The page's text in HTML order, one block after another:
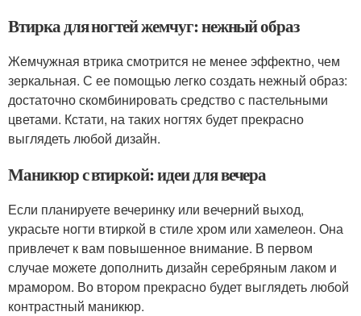
Втирка для ногтей жемчуг: нежный образ
Жемчужная втрика смотрится не менее эффектно, чем
зеркальная. С ее помощью легко создать нежный образ:
достаточно скомбинировать средство с пастельными
цветами. Кстати, на таких ногтях будет прекрасно
выглядеть любой дизайн.
Маникюр с втиркой: идеи для вечера
Если планируете вечеринку или вечерний выход,
украсьте ногти втиркой в стиле хром или хамелеон. Она
привлечет к вам повышенное внимание. В первом
случае можете дополнить дизайн серебряным лаком и
мрамором. Во втором прекрасно будет выглядеть любой
контрастный маникюр.